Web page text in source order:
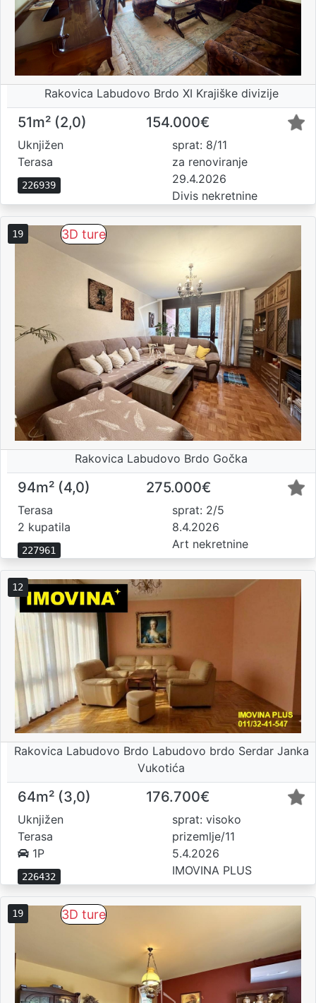
Rakovica Labudovo Brdo XI Krajiške divizije
51m² (2,0) 154.000€
Uknjižen
Terasa
226939
sprat: 8/11
za renoviranje
29.4.2026
Divis nekretnine
19 3D ture
Rakovica Labudovo Brdo Gočka
94m² (4,0) 275.000€
Terasa
2 kupatila
227961
sprat: 2/5
8.4.2026
Art nekretnine
12
Rakovica Labudovo Brdo Labudovo brdo Serdar Janka
Vukotića
64m² (3,0) 176.700€
Uknjižen
Terasa
1P
226432
sprat: visoko
prizemlje/11
5.4.2026
IMOVINA PLUS
19 3D ture